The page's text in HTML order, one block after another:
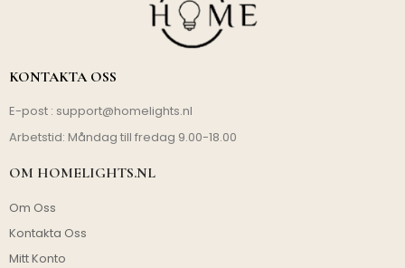
KONTAKTA OSS
E-post : support@homelights.nl
Arbetstid: Måndag till fredag 9.00-18.00
OM HOMELIGHTS.NL
Om Oss
Kontakta Oss
Mitt Konto